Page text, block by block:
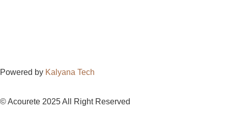
Powered by Kalyana Tech
© Acourete 2025 All Right Reserved